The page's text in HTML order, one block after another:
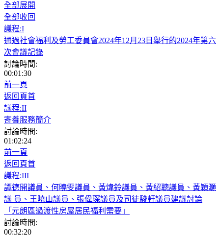
全部展開
全部收回
議程:I
通過社會福利及勞工委員會2024年12月23日舉行的2024年第六
次會議記錄
討論時間:
00:01:30
前一頁
返回頁首
議程:II
寄養服務簡介
討論時間:
01:02:24
前一頁
返回頁首
議程:III
譚德開議員、何曉雯議員、黃煒鈴議員、黃紹聰議員、黃穎灝
議 員、王曉山議員、張偉琛議員及司徒駿軒議員建議討論
「元朗區過渡性房屋居民福利需要」
討論時間:
00:32:20